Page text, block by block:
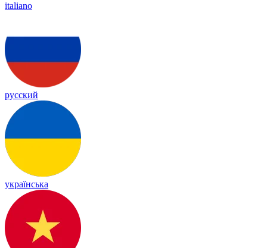
italiano
русский
українська